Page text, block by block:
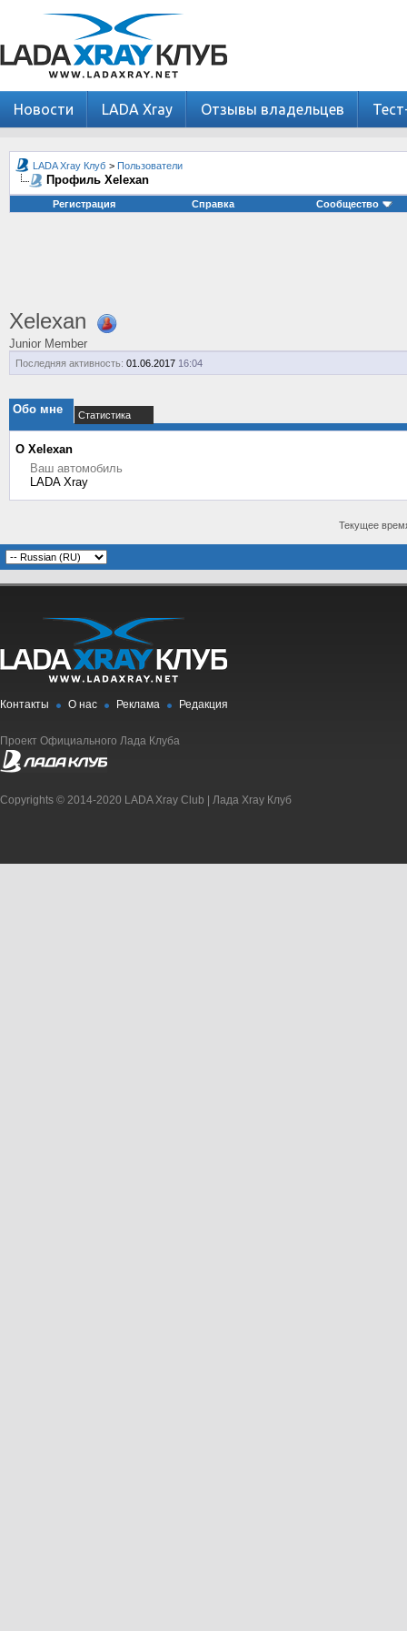
Новости LADA Xray Отзывы владельцев
LADA Xray Клуб > Пользователи
Профиль Xelexan
Регистрация Справка Сообщество
Xelexan
Junior Member
Последняя активность: 01.06.2017 16:04
Обо мне Статистика
О Xelexan
Ваш автомобиль
LADA Xray
Текущее
Контакты О нас Реклама Редакция
Проект Официального Лада Клуба
Copyrights © 2014-2020 LADA Xray Club | Лада Xray Клуб